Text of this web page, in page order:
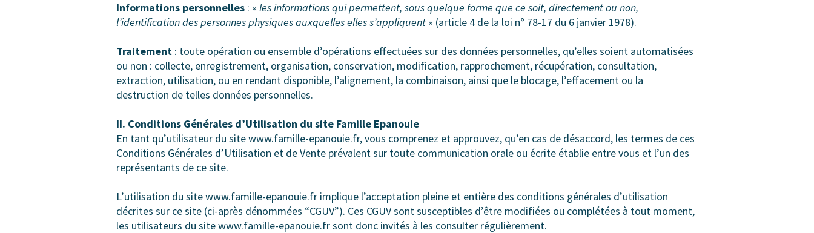
Informations personnelles : « les informations qui permettent, sous quelque forme que ce soit, directement ou non,
l’identification des personnes physiques auxquelles elles s’appliquent » (article 4 de la loi n° 78-17 du 6 janvier 1978).
Traitement : toute opération ou ensemble d’opérations effectuées sur des données personnelles, qu’elles soient automatisées
ou non : collecte, enregistrement, organisation, conservation, modification, rapprochement, récupération, consultation,
extraction, utilisation, ou en rendant disponible, l’alignement, la combinaison, ainsi que le blocage, l’effacement ou la
destruction de telles données personnelles.
II. Conditions Générales d’Utilisation du site Famille Epanouie
En tant qu’utilisateur du site www.famille-epanouie.fr, vous comprenez et approuvez, qu’en cas de désaccord, les termes de ces
Conditions Générales d’Utilisation et de Vente prévalent sur toute communication orale ou écrite établie entre vous et l’un des
représentants de ce site.
L’utilisation du site www.famille-epanouie.fr implique l’acceptation pleine et entière des conditions générales d’utilisation
décrites sur ce site (ci-après dénommées “CGUV”). Ces CGUV sont susceptibles d’être modifiées ou complétées à tout moment,
les utilisateurs du site www.famille-epanouie.fr sont donc invités à les consulter régulièrement.